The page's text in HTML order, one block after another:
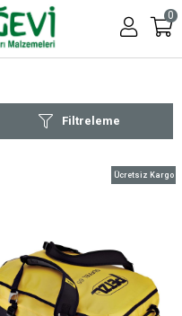
0
Filtreleme
Ücretsiz Kargo